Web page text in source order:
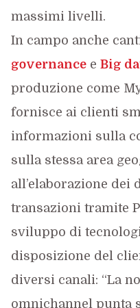
massimi livelli.
In campo anche
governancee Big
produzione come
fornisce ai clienti
informazioni sulla
sulla stessa area
all’elaborazione dei
transazioni tramite
sviluppo di
disposizione del
diversi canali: “La
omnichannel punta